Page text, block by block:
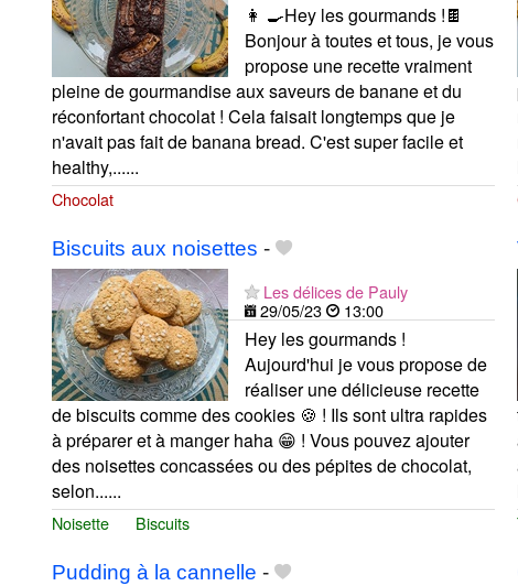
👩 🍳Hey les gourmands !🍫
Bonjour à toutes et tous, je vous
propose une recette vraiment
pleine de gourmandise aux saveurs de banane et du
réconfortant chocolat ! Cela faisait longtemps que je
n'avait pas fait de banana bread. C'est super facile et
healthy,......
Chocolat
Biscuits aux noisettes -
Les délices de Pauly
29/05/23
13:00
Hey les gourmands !
Aujourd'hui je vous propose de
réaliser une délicieuse recette
de biscuits comme des cookies 🍪 ! Ils sont ultra rapides
à préparer et à manger haha 😁 ! Vous pouvez ajouter
des noisettes concassées ou des pépites de chocolat,
selon......
Noisette Biscuits
Pudding à la cannelle -